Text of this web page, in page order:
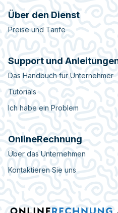
Über den Dienst
Preise und Tarife
Support und
Das Handbuch für Unternehmer
Tutorials
Ich habe ein Problem
OnlineRechnung
Über das Unternehmen
Kontaktieren Sie uns